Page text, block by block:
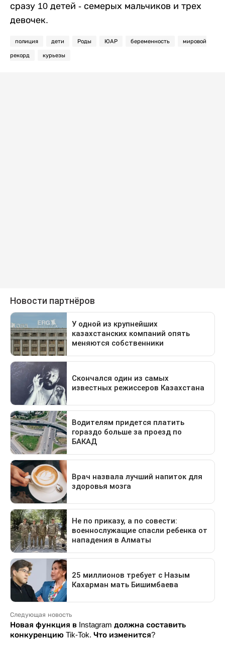
сразу 10 детей - семерых мальчиков и трех
девочек.
полиция дети Роды ЮАР беременность мировой
рекорд курьезы
Следующая новость
Новая функция в Instagram должна составить
конкуренцию Tik-Tok. Что изменится?